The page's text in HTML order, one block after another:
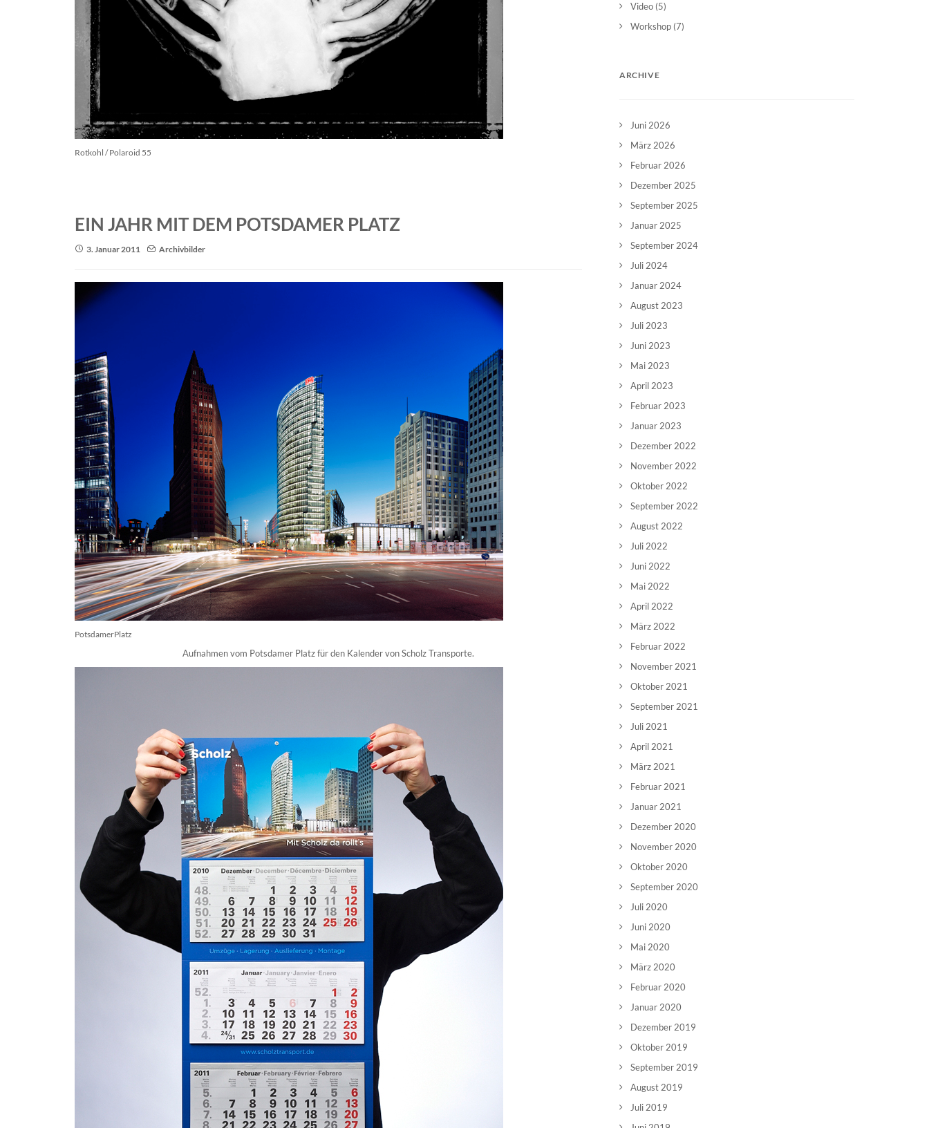
Rotkohl / Polaroid 55
EIN JAHR MIT DEM POTSDAMER PLATZ
3. Januar 2011 Archivbilder
PotsdamerPlatz
Aufnahmen vom Potsdamer Platz für den Kalender vonScholz Transporte.
Video (5)
Workshop (7)
ARCHIVE
Juni 2026
März 2026
Februar 2026
Dezember 2025
September 2025
Januar 2025
September 2024
Juli 2024
Januar 2024
August 2023
Juli 2023
Juni 2023
Mai 2023
April 2023
Februar 2023
Januar 2023
Dezember 2022
November 2022
Oktober 2022
September 2022
August 2022
Juli 2022
Juni 2022
Mai 2022
April 2022
März 2022
Februar 2022
November 2021
Oktober 2021
September 2021
Juli 2021
April 2021
März 2021
Februar 2021
Januar 2021
Dezember 2020
November 2020
Oktober 2020
September 2020
Juli 2020
Juni 2020
Mai 2020
März 2020
Februar 2020
Januar 2020
Dezember 2019
Oktober 2019
September 2019
August 2019
Juli 2019